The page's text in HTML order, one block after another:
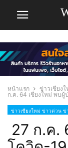
หน้าแรก ข่าวเชียง
ก.ค. 64 เชียงใหม่ พบผู้
ข่าวเชียงใหม่ ข่าวด่วน ข่
27 ก.ค.